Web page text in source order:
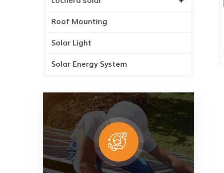
Roof Mounting
Solar Light
Solar Energy System